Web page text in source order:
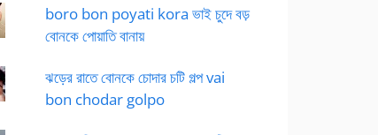
boro bon poyati kora ভাই চুদে বড়
বোনকে পোয়াতি বানায়
ঝড়ের রাতে বোনকে চোদার চটি গল্প vai
bon chodar golpo